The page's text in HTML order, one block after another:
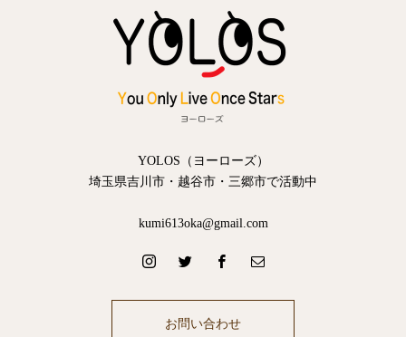
YOLOS（ヨーローズ）
埼玉県吉川市・越谷市・三郷市で活動中
kumi613oka@gmail.com
お問い合わせ